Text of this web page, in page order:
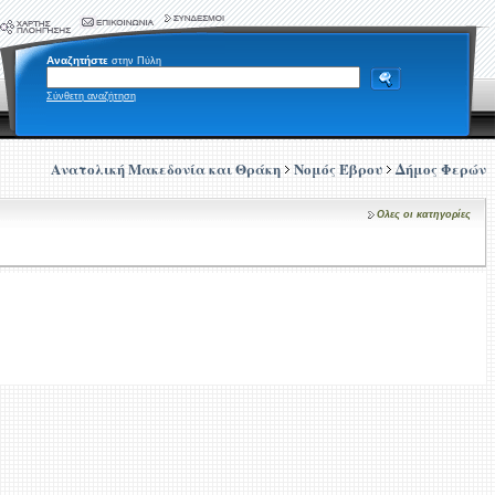
Αναζητήστε στην Πύλη
Σύνθετη αναζήτηση
Ανατολική Μακεδονία και Θράκη Νομός Έβρου Δήμος Φερών
Ολες οι κατηγορίες